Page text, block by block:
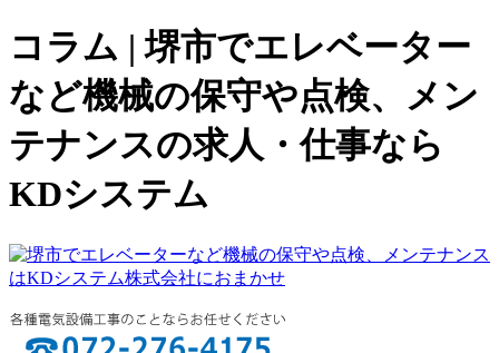
コラム | 堺市でエレベーター
など機械の保守や点検、メン
テナンスの求人・仕事なら
KDシステム